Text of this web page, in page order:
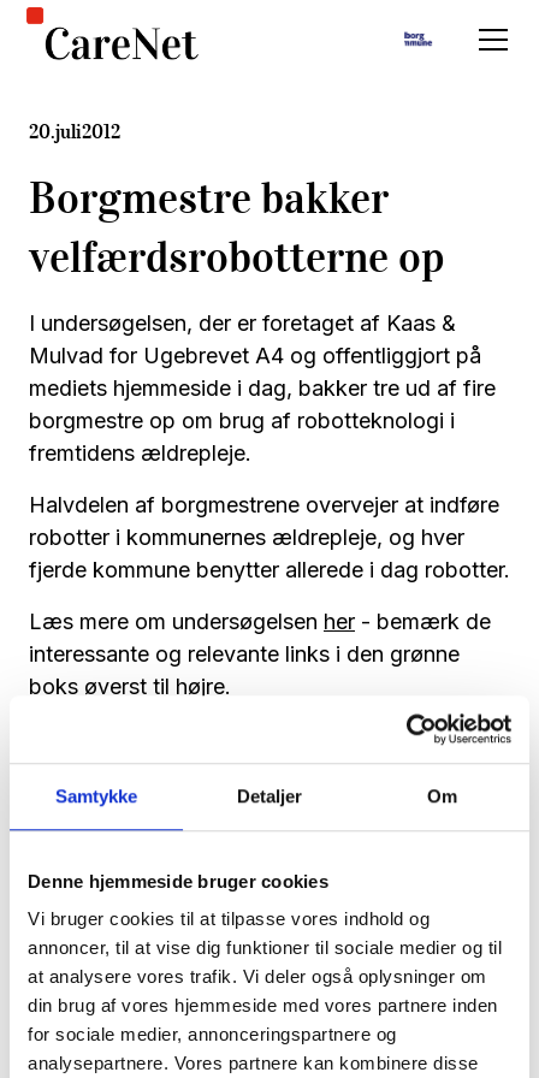
Samtykke Detaljer Om
Denne hjemmeside bruger cookies
Vi bruger cookies til at tilpasse vores indhold og
annoncer, til at vise dig funktioner til sociale medier og til
at analysere vores trafik. Vi deler også oplysninger om
din brug af vores hjemmeside med vores partnere inden
for sociale medier, annonceringspartnere og
analysepartnere. Vores partnere kan kombinere disse
20.juli2012
Borgmestre bakker
velfærdsrobotterne op
I undersøgelsen, der er foretaget af Kaas &
Mulvad for Ugebrevet A4 og offentliggjort på
mediets hjemmeside i dag, bakker tre ud af fire
borgmestre op om brug af robotteknologi i
fremtidens ældrepleje.
Halvdelen af borgmestrene overvejer at indføre
robotter i kommunernes ældrepleje, og hver
fjerde kommune benytter allerede i dag robotter.
Læs mere om undersøgelsen her - bemærk de
interessante og relevante links i den grønne
boks øverst til højre.
Tilmeld dig vores nyhedsbrev
Vil du opdateres på, hvad der rør sig inden
for sundheds- og velfærdsteknologien uge